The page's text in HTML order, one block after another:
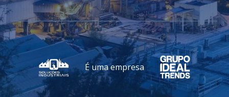
É uma empresa